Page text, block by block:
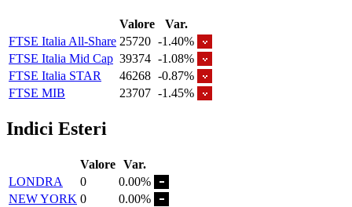
Valore
Var.
FTSE Italia All-Share 25720 -1.40%
FTSE Italia Mid Cap 39374 -1.08%
FTSE Italia STAR
46268 -0.87%
FTSE MIB
23707 -1.45%
Indici Esteri
Valore Var.
LONDRA
0
0.00%
NEW YORK 0
0.00%